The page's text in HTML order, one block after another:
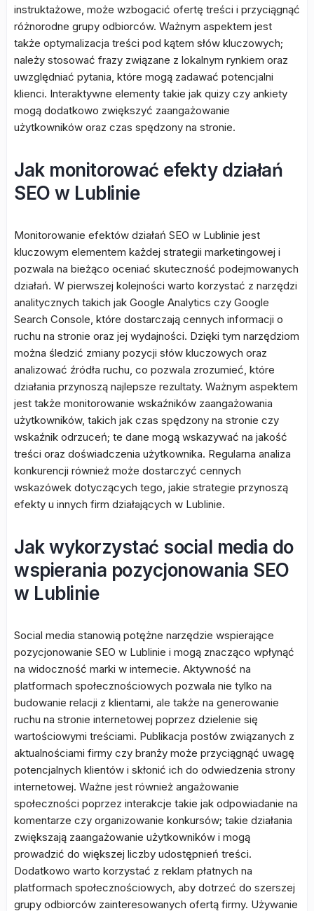
instruktażowe, może wzbogacić ofertę treści i przyciągnąć
różnorodne grupy odbiorców. Ważnym aspektem jest
także optymalizacja treści pod kątem słów kluczowych;
należy stosować frazy związane z lokalnym rynkiem oraz
uwzględniać pytania, które mogą zadawać potencjalni
klienci. Interaktywne elementy takie jak quizy czy ankiety
mogą dodatkowo zwiększyć zaangażowanie
użytkowników oraz czas spędzony na stronie.
Jak monitorować efekty działań
SEO w Lublinie
Monitorowanie efektów działań SEO w Lublinie jest
kluczowym elementem każdej strategii marketingowej i
pozwala na bieżąco oceniać skuteczność podejmowanych
działań. W pierwszej kolejności warto korzystać z narzędzi
analitycznych takich jak Google Analytics czy Google
Search Console, które dostarczają cennych informacji o
ruchu na stronie oraz jej wydajności. Dzięki tym narzędziom
można śledzić zmiany pozycji słów kluczowych oraz
analizować źródła ruchu, co pozwala zrozumieć, które
działania przynoszą najlepsze rezultaty. Ważnym aspektem
jest także monitorowanie wskaźników zaangażowania
użytkowników, takich jak czas spędzony na stronie czy
wskaźnik odrzuceń; te dane mogą wskazywać na jakość
treści oraz doświadczenia użytkownika. Regularna analiza
konkurencji również może dostarczyć cennych
wskazówek dotyczących tego, jakie strategie przynoszą
efekty u innych firm działających w Lublinie.
Jak wykorzystać social media do
wspierania pozycjonowania SEO
w Lublinie
Social media stanowią potężne narzędzie wspierające
pozycjonowanie SEO w Lublinie i mogą znacząco wpłynąć
na widoczność marki w internecie. Aktywność na
platformach społecznościowych pozwala nie tylko na
budowanie relacji z klientami, ale także na generowanie
ruchu na stronie internetowej poprzez dzielenie się
wartościowymi treściami. Publikacja postów związanych z
aktualnościami firmy czy branży może przyciągnąć uwagę
potencjalnych klientów i skłonić ich do odwiedzenia strony
internetowej. Ważne jest również angażowanie
społeczności poprzez interakcje takie jak odpowiadanie na
komentarze czy organizowanie konkursów; takie działania
zwiększają zaangażowanie użytkowników i mogą
prowadzić do większej liczby udostępnień treści.
Dodatkowo warto korzystać z reklam płatnych na
platformach społecznościowych, aby dotrzeć do szerszej
grupy odbiorców zainteresowanych ofertą firmy. Używanie